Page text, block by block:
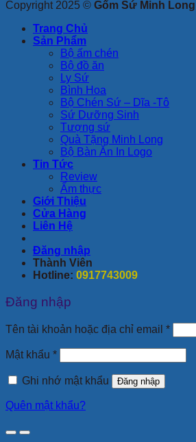
Copyright 2025 © Gốm Sứ Minh Long I
Trang Chủ
Sản Phẩm
Bộ ấm chén
Bộ đồ ăn
Ly Sứ
Bình Hoa
Bộ Chén Sứ – Dĩa -Tô
Sứ Dưỡng Sinh
Tượng sứ
Quà Tặng Minh Long
Bộ Bàn Ăn In Logo
Tin Tức
Review
Ẩm thực
Giới Thiệu
Cửa Hàng
Liên Hệ
Đăng nhập
Thành Viên
Hotline: 0917743009
Đăng nhập
Tên tài khoản hoặc địa chỉ email *Bắt
buộc
Mật khẩu *Bắt
buộc
Ghi nhớ mật khẩu
Đăng nhập
Quên mật khẩu?